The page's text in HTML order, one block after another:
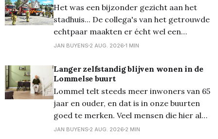
Het was een bijzonder gezicht aan het
stadhuis... De collega's van het getrouwde
echtpaar maakten er écht wel een
bijzonder moment van, getuige de foto's...
'van de grond'...
JAN BUYENS 2 AUG. 2026 1 MIN
Langer zelfstandig blijven wonen in de
Lommelse buurt
Lommel telt steeds meer inwoners van 65
jaar en ouder, en dat is in onze buurten
goed te merken. Veel mensen die hier al
decennia wonen, willen dat ook graag
JAN BUYENS 2 AUG. 2026 2 MIN